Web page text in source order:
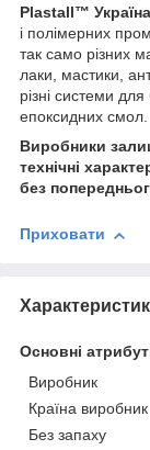
Plastall™ Україна
і полімерних
так само різних
лаки, мастики,
різні системи для
епоксидних смол.
Виробники
технічні
без
Приховати
Основні
Виробник
Країна виробник
Без запаху